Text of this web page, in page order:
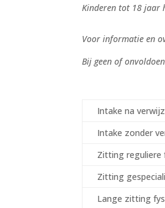
Kinderen tot 18 jaar
Voor informatie en
Bij geen of
Intake na
Intake zonder
Zitting reguliere
Zitting
Lange zitting